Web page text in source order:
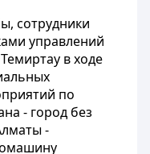
сотрудники
управлений
в ходе
по
- город без
-